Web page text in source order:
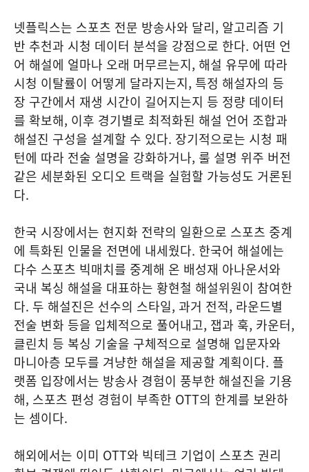
넷플릭스는 스포츠 전문 방송사와 달리, 알고리즘 기
반 추천과 시청 데이터 분석을 강점으로 한다. 어떤 언
어 해설에 얼마나 오래 머무르는지, 해설 유무에 따라
시청 이탈률이 어떻게 달라지는지, 특정 해설자의 등
장 구간에서 재생 시간이 길어지는지 등 정량 데이터
를 확보해, 이후 경기별로 최적화된 해설 언어 조합과
해설진 구성을 설계할 수 있다. 장기적으로는 시청 패
턴에 따라 전술 설명을 강화하거나, 룰 설명 위주 버전
같은 세분화된 오디오 트랙을 실험할 가능성도 거론된
다.
한국 시장에서는 현지화 전략의 일환으로 스포츠 중계
에 특화된 인물을 전면에 내세웠다. 한국어 해설에는
다수 스포츠 빅매치를 중계해 온 배성재 아나운서와
국내 복싱 해설을 대표하는 황현철 해설위원이 참여한
다. 두 해설진은 선수의 스타일, 과거 전적, 라운드별
전술 변화 등을 입체적으로 풀어내고, 잽과 훅, 카운터,
클린치 등 복싱 기술을 구체적으로 설명해 입문자와
마니아층 모두를 겨냥한 해설을 제공할 계획이다. 플
랫폼 입장에서는 방송사 경험이 풍부한 해설진을 기용
해, 스포츠 편성 경험이 부족한 OTT의 한계를 보완하
는 셈이다.
해외에서는 이미 OTT와 빅테크 기업이 스포츠 권리